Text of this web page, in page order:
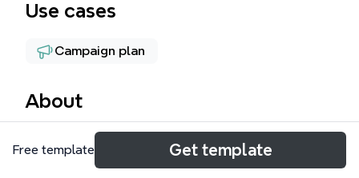
Use cases
Campaign plan
About
Этот Чат бот шаблон Xmind представляет собой
детальную логическую схему воронки продаж
Free template Get template